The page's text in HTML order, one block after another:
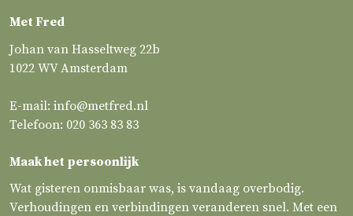
Met Fred
Johan van Hasseltweg 22b
1022 WV Amsterdam
E-mail: info@metfred.nl
Telefoon: 020 363 83 83
Maak het persoonlijk
Wat gisteren onmisbaar was, is vandaag overbodig.
Verhoudingen en verbindingen veranderen snel. Met een